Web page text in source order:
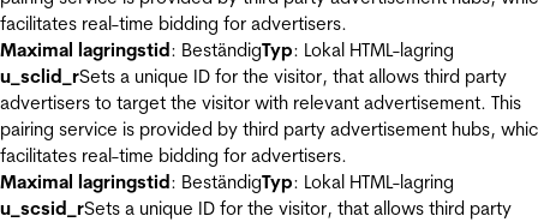
facilitates real-time bidding for advertisers.
Maximal lagringstid: BeständigTyp: Lokal HTML-lagring
u_sclid_rSets a unique ID for the visitor, that allows third party
advertisers to target the visitor with relevant advertisement. This
pairing service is provided by third party advertisement hubs,
facilitates real-time bidding for advertisers.
Maximal lagringstid: BeständigTyp: Lokal HTML-lagring
u_scsid_rSets a unique ID for the visitor, that allows third party